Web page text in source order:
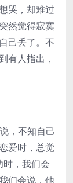
哭，却难过
然觉得寂寞
己丢了。不
有人指出，
，不知自己
爱时，总觉
，我们会
们会说，他